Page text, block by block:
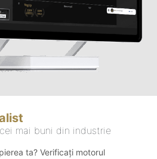
mai buni din industrie
ta? Verificați motorul